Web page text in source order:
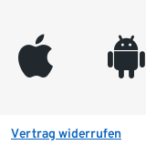
appleinc android
Vertrag widerrufen